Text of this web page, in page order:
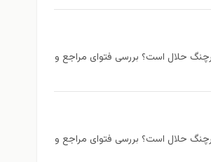
حلال است؟ بررسی فتوای مراجع و
حلال است؟ بررسی فتوای مراجع و